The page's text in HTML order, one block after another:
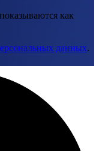
как
данных.